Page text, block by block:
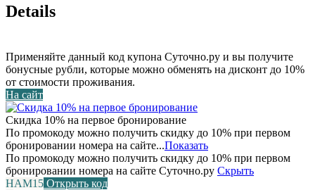
Details
Применяйте данный код купона Суточно.ру и вы получите
бонусные рубли, которые можно обменять на дисконт до 10%
от стоимости проживания.
На сайт
Скидка 10% на первое бронирование
По промокоду можно получить скидку до 10% при первом
бронировании номера на сайте...Показать
По промокоду можно получить скидку до 10% при первом
бронировании номера на сайте Суточно.ру Скрыть
НАМ15 Открыть код